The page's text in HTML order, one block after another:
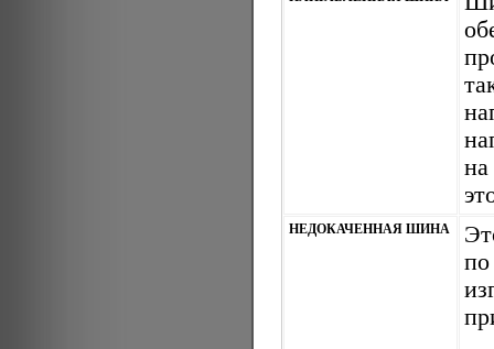
НЕДОКАЧЕННАЯ ШИНА